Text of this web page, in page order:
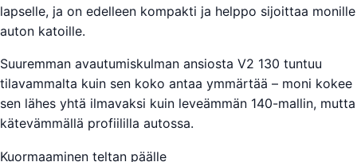
lapselle, ja on edelleen kompakti ja helppo sijoittaa monille
auton katoille.
Suuremman avautumiskulman ansiosta V2 130 tuntuu
tilavammalta kuin sen koko antaa ymmärtää – moni kokee
sen lähes yhtä ilmavaksi kuin leveämmän 140-mallin, mutta
kätevämmällä profiililla autossa.
Kuormaaminen teltan päälle